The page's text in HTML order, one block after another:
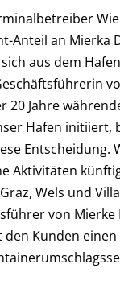
Anteil an Mierka
aus dem
20 Jahre
Hafen initiiert,
Entscheidung.
Aktivitäten
Wels und
von Mierke
den Kunden